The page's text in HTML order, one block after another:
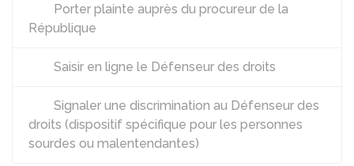
Porter plainte auprès du procureur de la
République
Saisir en ligne le Défenseur des droits
Signaler une discrimination au Défenseur des
droits (dispositif spécifique pour les personnes
sourdes ou malentendantes)